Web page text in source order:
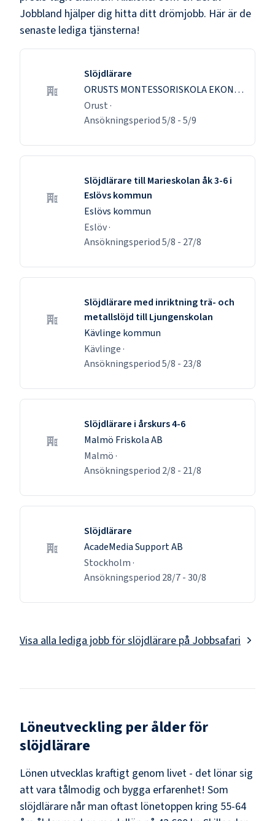
Jobbland hjälper dig hitta ditt drömjobb. Här är de
senaste lediga tjänsterna!
Slöjdlärare
ORUSTS MONTESSORISKOLA EKONOMISK FÖRENING
Orust ·
Ansökningsperiod5/8 -5/9
Slöjdlärare till Marieskolan åk 3-6 i
Eslövs kommun
Eslövs kommun
Eslöv·
Ansökningsperiod5/8 - 27/8
Slöjdlärare med inriktning trä- och
metallslöjd till Ljungenskolan
Kävlinge kommun
Kävlinge ·
Ansökningsperiod5/8 - 23/8
Slöjdlärare i årskurs 4-6
Malmö Friskola AB
Malmö ·
Ansökningsperiod 2/8 - 21/8
Slöjdlärare
AcadeMedia Support AB
Stockholm ·
Ansökningsperiod 28/7-30/8
Visa alla lediga jobb förslöjdlärare på Jobbsafari
Löneutveckling per ålder för
slöjdlärare
Lönen utvecklas kraftigt genom livet - det lönar sig
att vara tålmodig och bygga erfarenhet! Som
slöjdlärare når man oftast lönetoppen kring 55-64